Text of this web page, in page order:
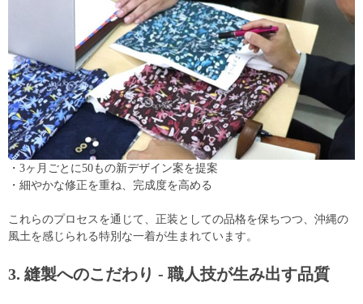
・3ヶ月ごとに50もの新デザイン案を提案
・細やかな修正を重ね、完成度を高める
これらのプロセスを通じて、正装としての品格を保ちつつ、沖縄の
風土を感じられる特別な一着が生まれています。
3. 縫製へのこだわり - 職人技が生み出す品質